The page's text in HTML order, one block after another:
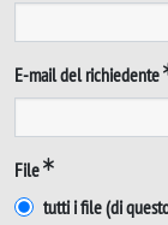
E-mail del richiedente
File
tutti i file (di